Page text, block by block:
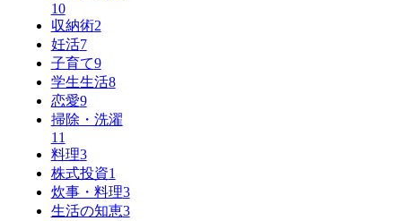
10
収納術2
妊活7
子育て9
学生生活8
恋愛9
掃除・洗濯
11
料理3
株式投資1
炊事・料理3
生活の知恵3